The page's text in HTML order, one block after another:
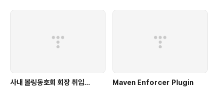
사내 볼링동호회 회장 취임... Maven Enforcer Plugin